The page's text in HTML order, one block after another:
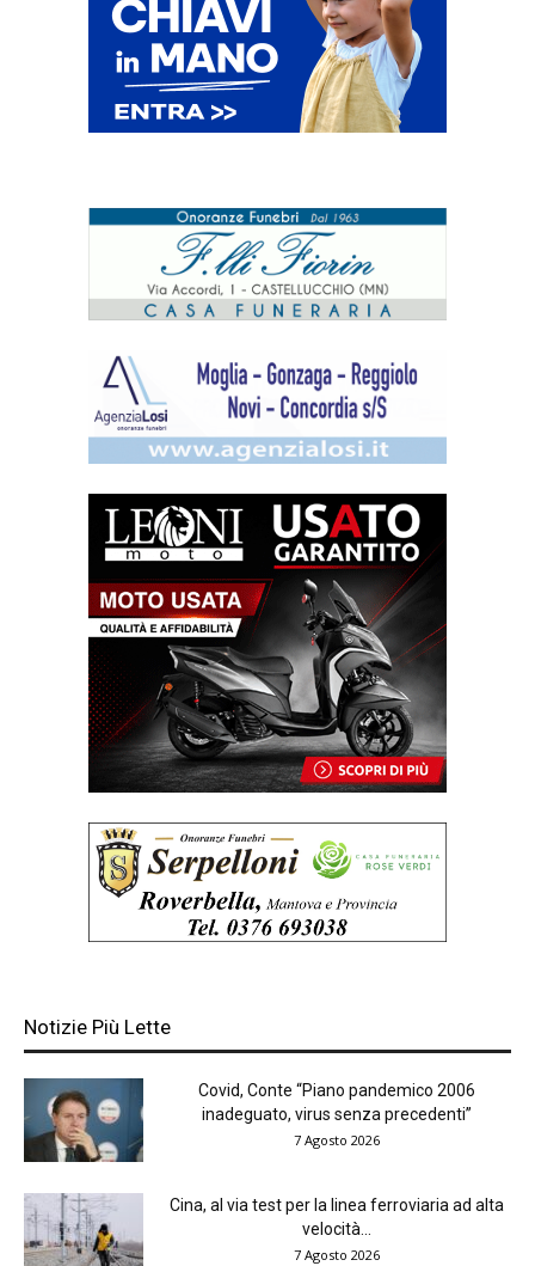
Notizie Più Lette
Covid, Conte “Piano pandemico 2006
inadeguato, virus senza precedenti”
7 Agosto 2026
Cina, al via test per la linea ferroviaria ad alta
velocità...
7 Agosto 2026